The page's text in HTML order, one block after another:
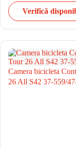
Verifică
Camera bicicleta
26 All S42 37-559/